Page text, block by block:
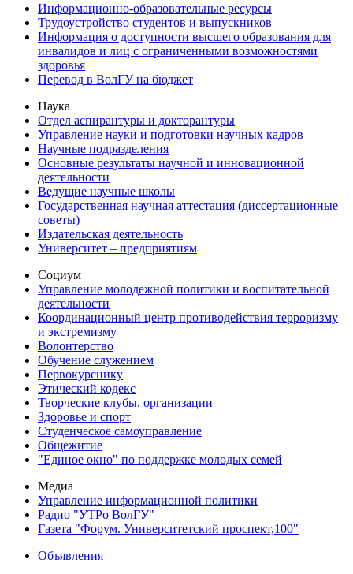
Информационно-образовательные ресурсы
Трудоустройство студентов и выпускников
Информация о доступности высшего образования для
инвалидов и лиц с ограниченными возможностями
здоровья
Перевод в ВолГУ на бюджет
Наука
Отдел аспирантуры и докторантуры
Управление науки и подготовки научных кадров
Научные подразделения
Основные результаты научной и инновационной
деятельности
Ведущие научные школы
Государственная научная аттестация (диссертационные
советы)
Издательская деятельность
Университет – предприятиям
Социум
Управление молодежной политики и воспитательной
деятельности
Координационный центр противодействия терроризму
и экстремизму
Волонтерство
Обучение служением
Первокурснику
Этический кодекс
Творческие клубы, организации
Здоровье и спорт
Студенческое самоуправление
Общежитие
"Единое окно" по поддержке молодых семей
Медиа
Управление информационной политики
Радио "УТРо ВолГУ"
Газета "Форум. Университетский проспект,100"
Объявления